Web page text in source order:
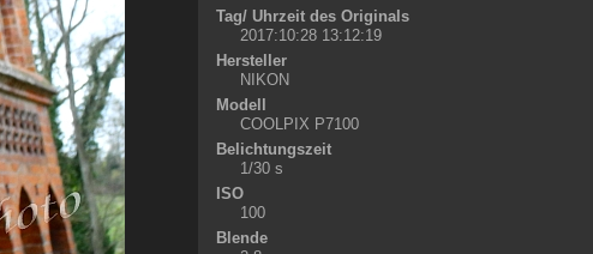
Tag/ Uhrzeit des Originals
2017:10:28 13:12:19
Hersteller
NIKON
Modell
COOLPIX P7100
Belichtungszeit
1/30 s
ISO
100
Blende